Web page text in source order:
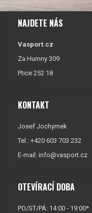
NAJDETE NÁS
Vasport.cz
Za Humny 309
Ptice 252 18
KONTAKT
Josef Jochymek
Tel.: +420 603 703 232
E-mail: info@vasport.cz
OTEVÍRACÍ DOBA
PO/ST/PÁ: 14:00 - 19:00*